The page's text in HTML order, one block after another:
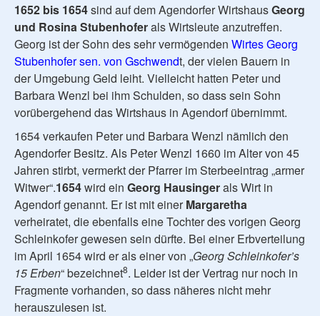
1652 bis 1654sind auf dem Agendorfer WirtshausGeorg
und Rosina Stubenhoferals Wirtsleute anzutreffen.
Georg ist der Sohn des sehr vermögenden Wirtes Georg
Stubenhofer sen. von Gschwendt, der vielen Bauern in
der Umgebung Geld leiht. Vielleicht hatten Peter und
Barbara Wenzl bei ihm Schulden, so dass sein Sohn
vorübergehend das Wirtshaus in Agendorf übernimmt.
1654 verkaufen Peter und Barbara Wenzl nämlich den
Agendorfer Besitz. Als Peter Wenzl 1660 im Alter von 45
Jahren stirbt, vermerkt der Pfarrer im Sterbeeintrag „armer
Witwer“.1654wird ein Georg Hausingerals Wirt in
Agendorf genannt. Er ist mit einerMargaretha
verheiratet, die ebenfalls eine Tochter des vorigen Georg
Schleinkofer gewesen sein dürfte. Bei einer Erbverteilung
im April 1654 wird er als einer von „Georg Schleinkofer’s
15 Erben“ bezeichnet8. Leider ist der Vertrag nur noch in
Fragmente vorhanden, so dass näheres nicht mehr
herauszulesen ist.